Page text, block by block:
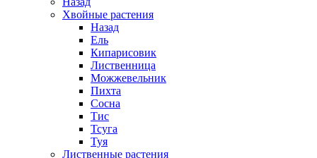
Хвойные растения
Назад
Ель
Кипарисовик
Лиственница
Можжевельник
Пихта
Сосна
Тис
Тсуга
Туя
Лиственные растения